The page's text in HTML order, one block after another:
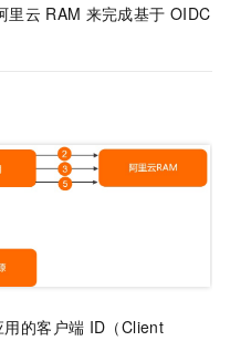
里云 RAM 来完成基于 OIDC
的客户端 ID（Client